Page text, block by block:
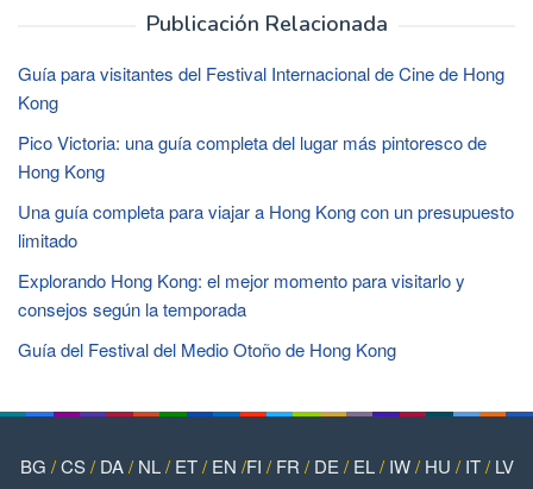
Publicación Relacionada
Guía para visitantes del Festival Internacional de Cine de Hong
Kong
Pico Victoria: una guía completa del lugar más pintoresco de
Hong Kong
Una guía completa para viajar a Hong Kong con un presupuesto
limitado
Explorando Hong Kong: el mejor momento para visitarlo y
consejos según la temporada
Guía del Festival del Medio Otoño de Hong Kong
BG /CS/ DA/ NL/ ET/ EN /FI / FR / DE / EL/ IW/ HU / IT/ LV